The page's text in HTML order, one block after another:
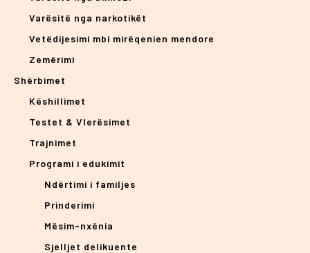
Varësitë nga narkotikët
Vetëdijesimi mbi mirëqenien mendore
Zemërimi
Shërbimet
Këshillimet
Testet & Vlerësimet
Trajnimet
Programi i edukimit
Ndërtimi i familjes
Prinderimi
Mësim-nxënia
Sjelljet delikuente